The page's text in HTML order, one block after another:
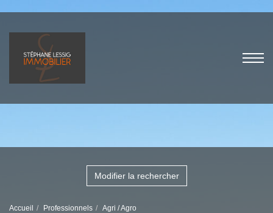
Modifier la rechercher
Accueil Professionnels Agri / Agro